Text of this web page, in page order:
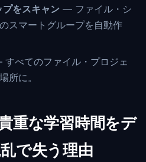
をスキャン — ファイル・シ
スマートグループを自動作
べてのファイル・プロジェ
所に。
重な学習時間をデ
で失う理由